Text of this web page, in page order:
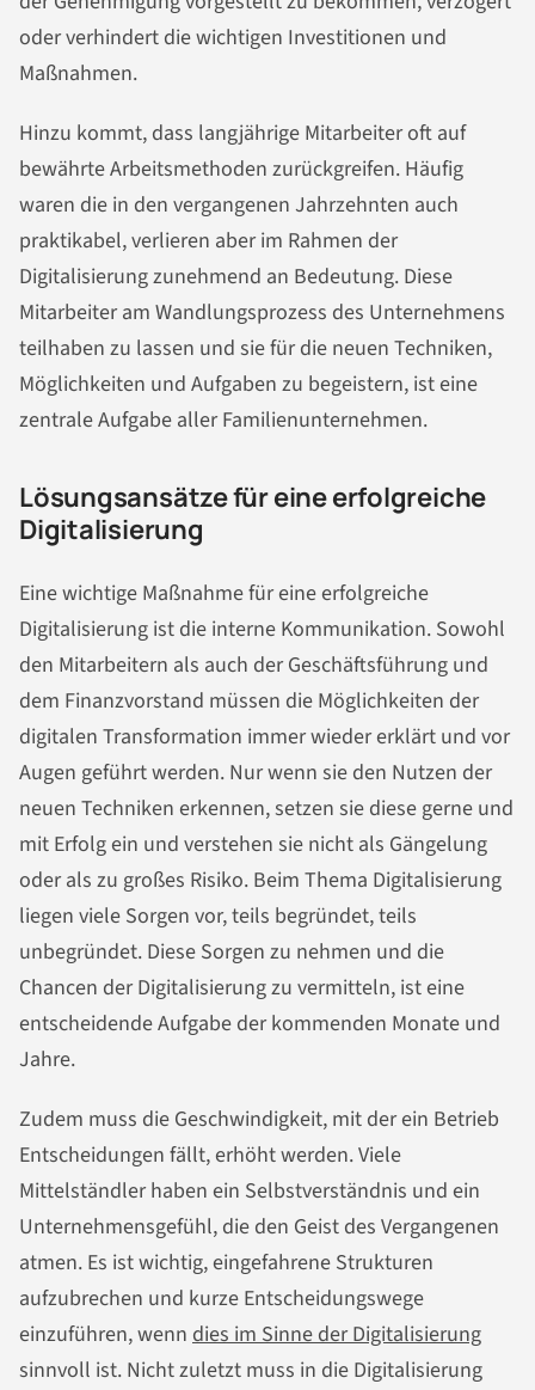
oder verhindert die wichtigen Investitionen und
Maßnahmen.
Hinzu kommt, dass langjährige Mitarbeiter oft auf
bewährte Arbeitsmethoden zurückgreifen. Häufig
waren die in den vergangenen Jahrzehnten auch
praktikabel, verlieren aber im Rahmen der
Digitalisierung zunehmend an Bedeutung. Diese
Mitarbeiter am Wandlungsprozess des Unternehmens
teilhaben zu lassen und sie für die neuen Techniken,
Möglichkeiten und Aufgaben zu begeistern, ist eine
zentrale Aufgabe aller Familienunternehmen.
Lösungsansätze für eine erfolgreiche
Digitalisierung
Eine wichtige Maßnahme für eine erfolgreiche
Digitalisierung ist die interne Kommunikation. Sowohl
den Mitarbeitern als auch der Geschäftsführung und
dem Finanzvorstand müssen die Möglichkeiten der
digitalen Transformation immer wieder erklärt und vor
Augen geführt werden. Nur wenn sie den Nutzen der
neuen Techniken erkennen, setzen sie diese gerne und
mit Erfolg ein und verstehen sie nicht als Gängelung
oder als zu großes Risiko. Beim Thema Digitalisierung
liegen viele Sorgen vor, teils begründet, teils
unbegründet. Diese Sorgen zu nehmen und die
Chancen der Digitalisierung zu vermitteln, ist eine
entscheidende Aufgabe der kommenden Monate und
Jahre.
Zudem muss die Geschwindigkeit, mit der ein Betrieb
Entscheidungen fällt, erhöht werden. Viele
Mittelständler haben ein Selbstverständnis und ein
Unternehmensgefühl, die den Geist des Vergangenen
atmen. Es ist wichtig, eingefahrene Strukturen
aufzubrechen und kurze Entscheidungswege
einzuführen, wenn dies im Sinne der Digitalisierung
sinnvoll ist. Nicht zuletzt muss in die Digitalisierung